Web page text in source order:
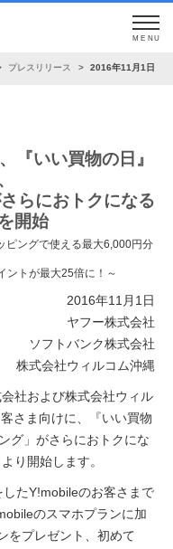
MENU
プレスリリース 2016年11月1日
『いい買物の日』
らにおトクになる
開始
ピングで使える最大6,000円分
ントが最大25倍に！～
2016年11月1日
ヤフー株式会社
ソフトバンク株式会社
株式会社ウィルコム沖縄
社および株式会社ウィル
さま向けに、『いい買物
グ」がさらにおトクにな
り開始します。
したY!mobileのお客さまで
のスマホプランに加
をプレゼント、初めて